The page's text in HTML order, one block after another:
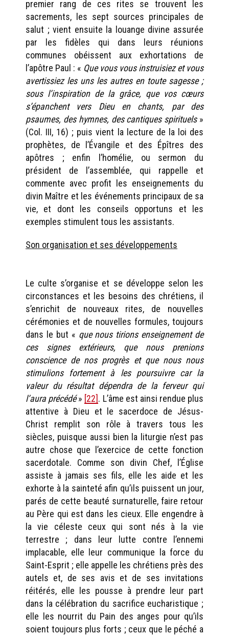
premier rang de ces rites se trouvent les
sacrements, les sept sources principales de
salut ; vient ensuite la louange divine assurée
par les fidèles qui dans leurs réunions
communes obéissent aux exhortations de
l’apôtre Paul : « Que vous vous instruisiez et vous
avertissiez les uns les autres en toute sagesse ;
sous l’inspiration de la grâce, que vos cœurs
s’épanchent vers Dieu en chants, par des
psaumes, des hymnes, des cantiques spirituels»
(Col. III, 16) ; puis vient la lecture de la loi des
prophètes, de l’Évangile et des Épîtres des
apôtres ; enfin l’homélie, ou sermon du
président de l’assemblée, qui rappelle et
commente avec profit les enseignements du
divin Maître et les événements principaux de sa
vie, et dont les conseils opportuns et les
exemples stimulent tous les assistants.
Son organisation et ses développements
Le culte s’organise et se développe selon les
circonstances et les besoins des chrétiens, il
s’enrichit de nouveaux rites, de nouvelles
cérémonies et de nouvelles formules, toujours
dans le but « que nous tirions enseignement de
ces signes extérieurs, que nous prenions
conscience de nos progrès et que nous nous
stimulions fortement à les poursuivre car la
valeur du résultat dépendra de la ferveur qui
l’aura précédé» [22]. L’âme est ainsi rendue plus
attentive à Dieu et le sacerdoce de Jésus-
Christ remplit son rôle à travers tous les
siècles, puisque aussi bien la liturgie n’est pas
autre chose que l’exercice de cette fonction
sacerdotale. Comme son divin Chef, l’Église
assiste à jamais ses fils, elle les aide et les
exhorte à la sainteté afin qu’ils puissent un jour,
parés de cette beauté surnaturelle, faire retour
au Père qui est dans les cieux. Elle engendre à
la vie céleste ceux qui sont nés à la vie
terrestre ; dans leur lutte contre l’ennemi
implacable, elle leur communique la force du
Saint-Esprit ; elle appelle les chrétiens près des
autels et, de ses avis et de ses invitations
réitérés, elle les pousse à prendre leur part
dans la célébration du sacrifice eucharistique ;
elle les nourrit du Pain des anges pour qu’ils
soient toujours plus forts ; ceux que le péché a